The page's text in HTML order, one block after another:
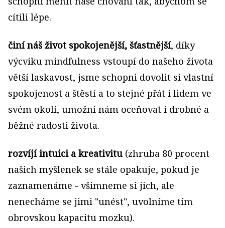
cítili lépe.
činí náš život spokojenější, šťastnější, díky
výcviku mindfulness vstoupí do našeho života
větší laskavost, jsme schopni dovolit si vlastní
spokojenost a štěstí a to stejné přát i lidem ve
svém okolí, umožní nám oceňovat i drobné a
běžné radosti života.
rozvíjí intuici a kreativitu (zhruba 80 procent
našich myšlenek se stále opakuje, pokud je
zaznamenáme - všimneme si jich, ale
nenecháme se jimi "unést", uvolníme tím
obrovskou kapacitu mozku).